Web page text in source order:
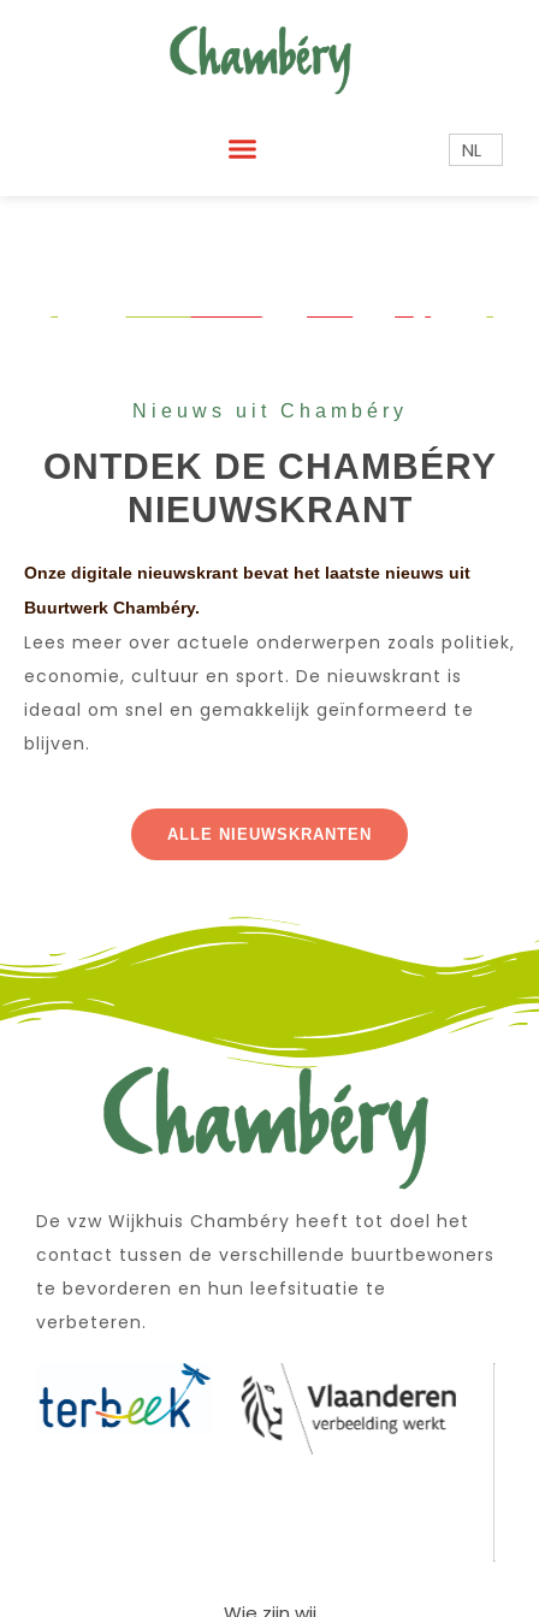
NL
Nieuws uit Chambéry
ONTDEK DE CHAMBÉRY
NIEUWSKRANT
Onze digitale nieuwskrant bevat het laatste nieuws uit
Buurtwerk Chambéry.
Lees meer over actuele onderwerpen zoals politiek,
economie, cultuur en sport. De nieuwskrant is
ideaal om snel en gemakkelijk geïnformeerd te
blijven.
ALLE NIEUWSKRANTEN
De vzw Wijkhuis Chambéry heeft tot doel het
contact tussen de verschillende buurtbewoners
te bevorderen en hun leefsituatie te
verbeteren.